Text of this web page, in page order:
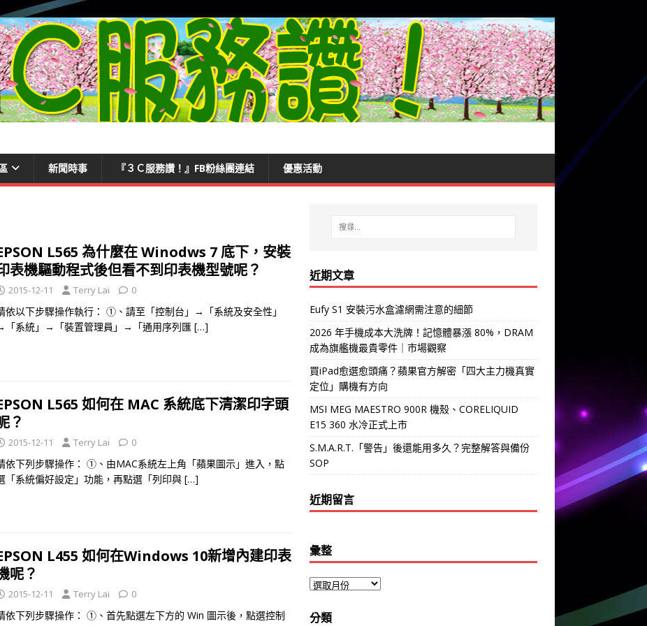
新聞時事 『３Ｃ服務讚！』FB粉絲團連結 優惠活動
L565 為什麼在 Winodws 7 底下，安裝
表機驅動程式後但看不到印表機型號呢？
2015-12-11 Terry Lai 0
依以下步驟操作執行： ①、請至「控制台」→「系統及安全性」
「系統」→「裝置管理員」→「通用序列匯 […]
L565 如何在 MAC 系統底下清潔印字頭
？
2015-12-11 Terry Lai 0
依下列步驟操作： ①、由MAC系統左上角「蘋果圖示」進入，點
「系統偏好設定」功能，再點選「列印與 […]
L455 如何在Windows 10新增內建印表
呢？
2015-12-11 Terry Lai 0
依下列步驟操作： ①、首先點選左下方的 Win 圖示後，點選控制
近期文章
Eufy S1 安裝污水盒濾網需注意的細節
2026 年手機成本大洗牌！記憶體暴漲 80%，DRAM
成為旗艦機最貴零件｜市場觀察
買iPad愈選愈頭痛？蘋果官方解密「四大主力機真實
定位」購機有方向
MSI MEG MAESTRO 900R 機殼、CORELIQUID
E15 360 水冷正式上市
S.M.A.R.T.「警告」後還能用多久？完整解答與備份
SOP
近期留言
彙整
分類